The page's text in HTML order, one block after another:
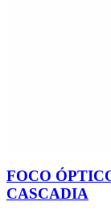
FOCO
CASCADIA